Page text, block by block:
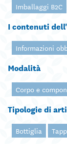
Imballaggi B2C
I contenuti
Informazioni
Modalità
Corpo e
Tipologie di
Bottiglia